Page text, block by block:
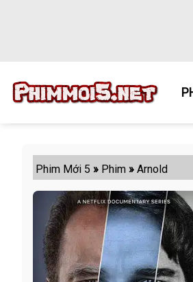
Phim Mới 5 » Phim » Arnold